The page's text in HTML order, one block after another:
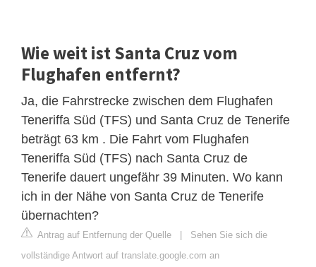
Wie weit ist Santa Cruz vom
Flughafen entfernt?
Ja, die Fahrstrecke zwischen dem Flughafen
Teneriffa Süd (TFS) und Santa Cruz de Tenerife
beträgt 63 km . Die Fahrt vom Flughafen
Teneriffa Süd (TFS) nach Santa Cruz de
Tenerife dauert ungefähr 39 Minuten. Wo kann
ich in der Nähe von Santa Cruz de Tenerife
übernachten?
Antrag auf Entfernung der Quelle | Sehen Sie sich die
vollständige Antwort auf translate.google.com an